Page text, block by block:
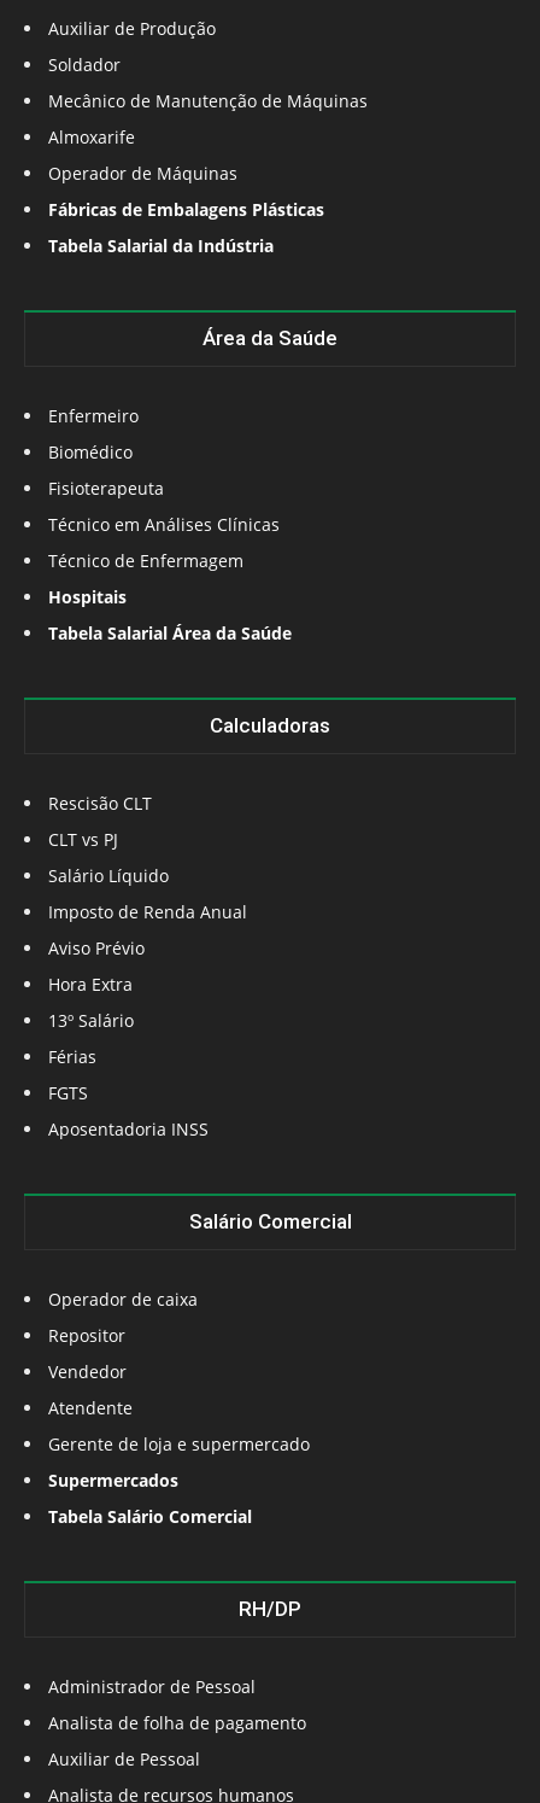
Auxiliar de Produção
Soldador
Mecânico de Manutenção de Máquinas
Almoxarife
Operador de Máquinas
Fábricas de Embalagens Plásticas
Tabela Salarial da Indústria
Área da Saúde
Enfermeiro
Biomédico
Fisioterapeuta
Técnico em Análises Clínicas
Técnico de Enfermagem
Hospitais
Tabela Salarial Área da Saúde
Calculadoras
Rescisão CLT
CLT vs PJ
Salário Líquido
Imposto de Renda Anual
Aviso Prévio
Hora Extra
13º Salário
Férias
FGTS
Aposentadoria INSS
Salário Comercial
Operador de caixa
Repositor
Vendedor
Atendente
Gerente de loja e supermercado
Supermercados
Tabela Salário Comercial
RH/DP
Administrador de Pessoal
Analista de folha de pagamento
Auxiliar de Pessoal
Analista de recursos humanos